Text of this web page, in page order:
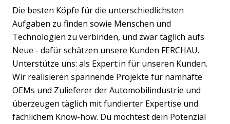
Die besten Köpfe für die unterschiedlichsten
Aufgaben zu finden sowie Menschen und
Technologien zu verbinden, und zwar täglich aufs
Neue - dafür schätzen unsere Kunden FERCHAU.
Unterstütze uns: als Expert:in für unseren Kunden.
Wir realisieren spannende Projekte für namhafte
OEMs und Zulieferer der Automobilindustrie und
überzeugen täglich mit fundierter Expertise und
fachlichem Know-how. Du möchtest dein Potenzial